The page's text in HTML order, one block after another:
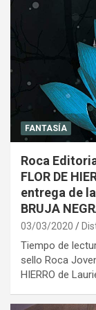
FANTASÍA
Roca
FLOR DE
entrega de la
BRUJA
03/03/2020
Tiempo de
sello Roca
HIERRO de